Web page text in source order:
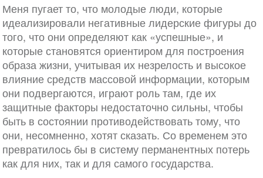
Меня пугает то, что молодые люди, которые
идеализировали негативные лидерские фигуры до
того, что они определяют как «успешные», и
которые становятся ориентиром для построения
образа жизни, учитывая их незрелость и высокое
влияние средств массовой информации, которым
они подвергаются, играют роль там, где их
защитные факторы недостаточно сильны, чтобы
быть в состоянии противодействовать тому, что
они, несомненно, хотят сказать. Со временем это
превратилось бы в систему перманентных потерь
как для них, так и для самого государства.